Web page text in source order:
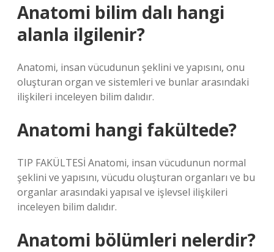
Anatomi bilim dalı hangi
alanla ilgilenir?
Anatomi, insan vücudunun şeklini ve yapısını, onu
oluşturan organ ve sistemleri ve bunlar arasındaki
ilişkileri inceleyen bilim dalıdır.
Anatomi hangi fakültede?
TIP FAKÜLTESİ Anatomi, insan vücudunun normal
şeklini ve yapısını, vücudu oluşturan organları ve bu
organlar arasındaki yapısal ve işlevsel ilişkileri
inceleyen bilim dalıdır.
Anatomi bölümleri nelerdir?